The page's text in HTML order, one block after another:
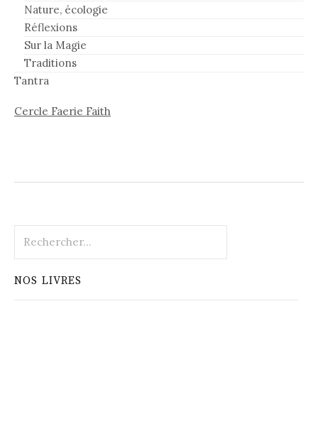
Nature, écologie
Réflexions
Sur la Magie
Traditions
Tantra
Cercle Faerie Faith
NOS LIVRES